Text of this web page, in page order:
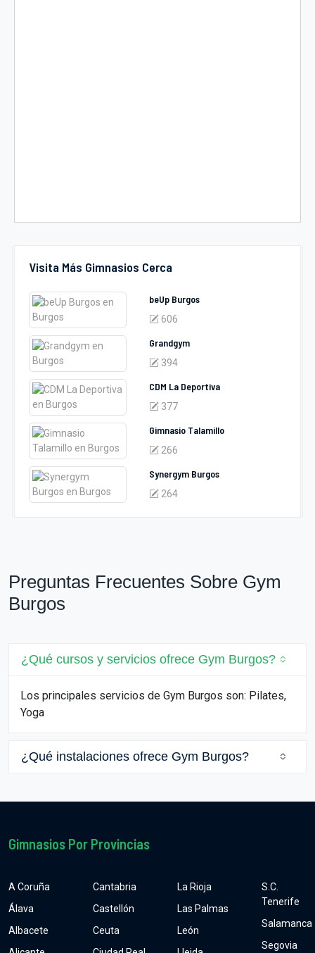
Visita Más Gimnasios Cerca
beUp Burgos
606
Grandgym
394
CDM La Deportiva
377
Gimnasio Talamillo
266
Synergym Burgos
264
Preguntas Frecuentes Sobre Gym
Burgos
¿Qué cursos y servicios ofrece Gym Burgos?
Los principales servicios de Gym Burgos son: Pilates,
Yoga
¿Qué instalaciones ofrece Gym Burgos?
Gimnasios Por Provincias
A Coruña
Álava
Albacete
Cantabria
Castellón
Ceuta
La Rioja
Las Palmas
León
S.C.
Tenerife
Salamanca
Segovia